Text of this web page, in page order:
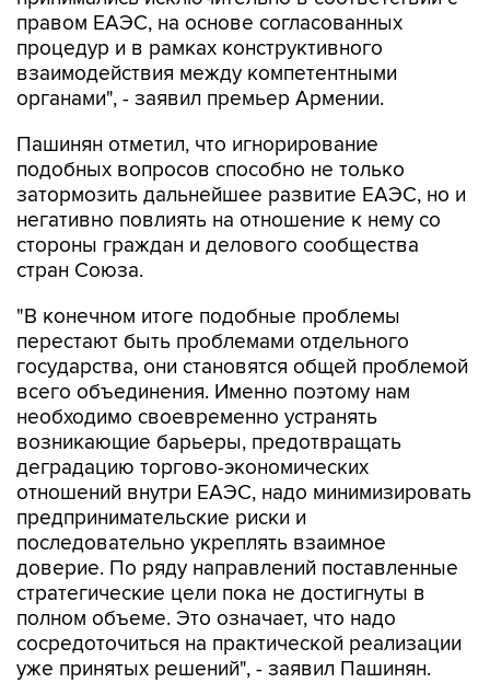
правом ЕАЭС, на основе согласованных
процедур и в рамках конструктивного
взаимодействия между компетентными
органами", - заявил премьер Армении.
Пашинян отметил, что игнорирование
подобных вопросов способно не только
затормозить дальнейшее развитие ЕАЭС, но и
негативно повлиять на отношение к нему со
стороны граждан и делового сообщества
стран Союза.
"В конечном итоге подобные проблемы
перестают быть проблемами отдельного
государства, они становятся общей проблемой
всего объединения. Именно поэтому нам
необходимо своевременно устранять
возникающие барьеры, предотвращать
деградацию торгово-экономических
отношений внутри ЕАЭС, надо минимизировать
предпринимательские риски и
последовательно укреплять взаимное
доверие. По ряду направлений поставленные
стратегические цели пока не достигнуты в
полном объеме. Это означает, что надо
сосредоточиться на практической реализации
уже принятых решений", - заявил Пашинян.